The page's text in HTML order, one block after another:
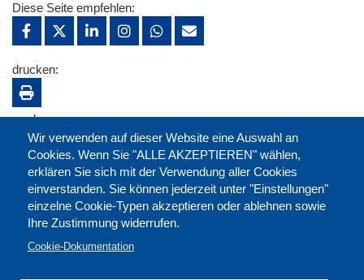
Wir verwenden auf dieser Website eine Auswahl an
Cookies. Wenn Sie "ALLE AKZEPTIEREN" wählen,
erklären Sie sich mit der Verwendung aller Cookies
einverstanden. Sie können jederzeit unter "Einstellungen"
einzelne Cookie-Typen akzeptieren oder ablehnen sowie
Ihre Zustimmung widerrufen.
Cookie-Dokumentation
Diese Seite empfehlen:
drucken:
merken: